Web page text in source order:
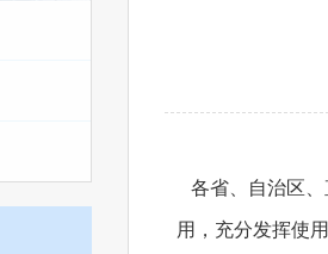
各省、自治区、
用，充分发挥使